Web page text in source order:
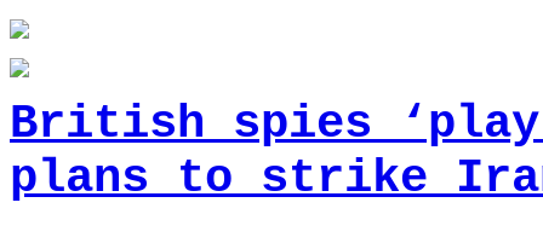
Brit­ish spies
plans to strike